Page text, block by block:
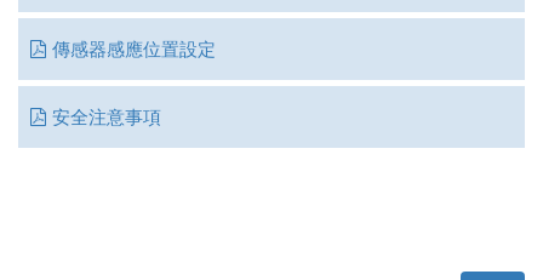
傳感器感應位置設定
安全注意事項